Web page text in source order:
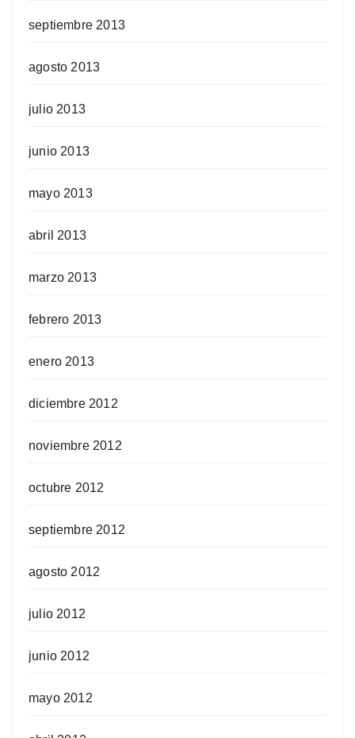
septiembre 2013
agosto 2013
julio 2013
junio 2013
mayo 2013
abril 2013
marzo 2013
febrero 2013
enero 2013
diciembre 2012
noviembre 2012
octubre 2012
septiembre 2012
agosto 2012
julio 2012
junio 2012
mayo 2012